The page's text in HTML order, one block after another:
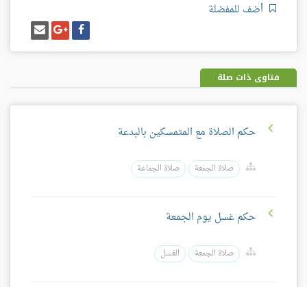
أضف للمفضلة
شارك
على
فيسبوك
شارك
على
غوغل
بلس
إرسل
إيميل
فتاوى ذات صلة
حكم الصلاة مع المتمسكين بالبدعة
صلاة الجمعة صلاة الجماعة
حكم غسل يوم الجمعة
صلاة الجمعة الغسل